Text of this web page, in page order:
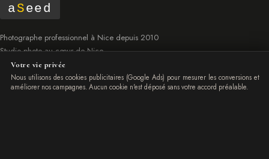
aSeed
Photographe professionnel à Nice depuis 2010
Studio photo au cœur de Nice.
Côte d'Azur · France · International
+33 6 07 41 99 41
Votre vie privée
Nous utilisons des cookies publicitaires (Google Ads) pour mesurer les conversions et
améliorer nos campagnes. Aucun cookie n'est déposé sans votre accord préalable.